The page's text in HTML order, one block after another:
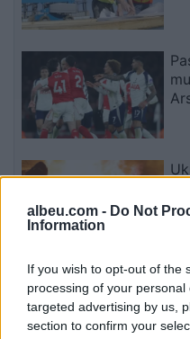
albeu.com - Do Not
Information
If you wish to opt-out of the
processing of your
targeted advertising by us,
section to confirm your